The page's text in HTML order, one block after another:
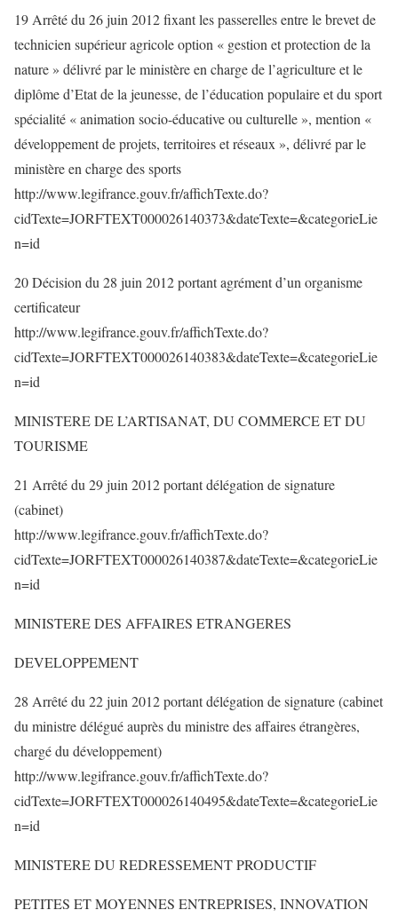
19 Arrêté du 26 juin 2012 fixant les passerelles entre le brevet de
technicien supérieur agricole option « gestion et protection de la
nature » délivré par le ministère en charge de l’agriculture et le
diplôme d’Etat de la jeunesse, de l’éducation populaire et du sport
spécialité « animation socio-éducative ou culturelle », mention «
développement de projets, territoires et réseaux », délivré par le
ministère en charge des sports
http://www.legifrance.gouv.fr/affichTexte.do?
cidTexte=JORFTEXT000026140373&dateTexte=&categorieLie
n=id
20 Décision du 28 juin 2012 portant agrément d’un organisme
certificateur
http://www.legifrance.gouv.fr/affichTexte.do?
cidTexte=JORFTEXT000026140383&dateTexte=&categorieLie
n=id
MINISTERE DE L’ARTISANAT, DU COMMERCE ET DU
TOURISME
21 Arrêté du 29 juin 2012 portant délégation de signature
(cabinet)
http://www.legifrance.gouv.fr/affichTexte.do?
cidTexte=JORFTEXT000026140387&dateTexte=&categorieLie
n=id
MINISTERE DES AFFAIRES ETRANGERES
DEVELOPPEMENT
28 Arrêté du 22 juin 2012 portant délégation de signature (cabinet
du ministre délégué auprès du ministre des affaires étrangères,
chargé du développement)
http://www.legifrance.gouv.fr/affichTexte.do?
cidTexte=JORFTEXT000026140495&dateTexte=&categorieLie
n=id
MINISTERE DU REDRESSEMENT PRODUCTIF
PETITES ET MOYENNES ENTREPRISES, INNOVATION